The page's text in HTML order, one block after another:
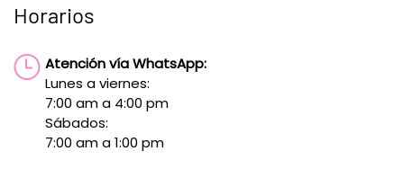
Horarios
Atención vía WhatsApp:
Lunes a viernes:
7:00 am a 4:00 pm
Sábados:
7:00 am a 1:00 pm